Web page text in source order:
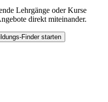
Lehrgänge oder Kurse
direkt miteinander.
Finder starten